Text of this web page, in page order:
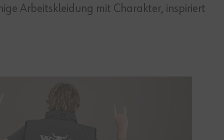
Arbeitskleidung mit Charakter, inspiriert